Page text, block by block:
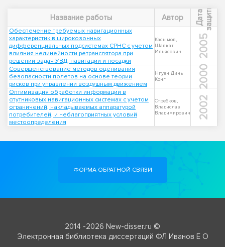
Название работы Автор Д
а
т
а
з
а
щ
и
т ы
Обеспечение требуемых навигационных
характеристик в широкозонных
дифференциальных подсистемах СРНС с учетом
влияния нелинейности ретранслятора при
решении задач УВД, навигации и посадки
Касымов,
Шавкат
Ильясович
2005
Совершенствование методов оценивания
безопасности полетов на основе теории
рисков при управлении воздушным движением
Нгуен Динь
Конг
2000
Оптимизация обработки информации в
спутниковых навигационных системах с учетом
ограничений, накладываемых аппаратурой
потребителей, и неблагоприятных условий
местоопределения
Стребков,
Владислав
Владимирович
2002
ФОРМА ОБРАТНОЙ СВЯЗИ
2014 -2026 New-disser.ru ©
Электронная библиотека диссертаций ФЛ Иванов Е О